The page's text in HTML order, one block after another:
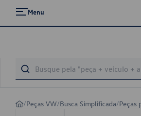
Menu
/Peças VW/Busca Simplificada/Peças